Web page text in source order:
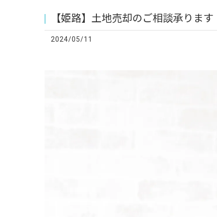
【姫路】土地売却のご相談承ります
2024/05/11